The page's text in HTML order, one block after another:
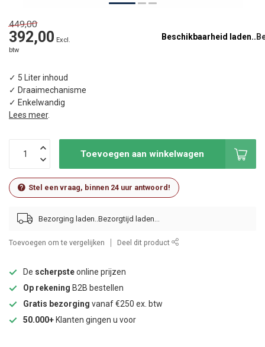
449,00
392,00 Excl.
btw
Beschikbaarheid laden..
✓ 5 Liter inhoud
✓ Draaimechanisme
✓ Enkelwandig
Lees meer.
Toevoegen aan winkelwagen
Stel een vraag, binnen 24 uur antwoord!
Bezorging laden..
Toevoegen om te vergelijken Deel dit product
De scherpsteonline prijzen
Op rekening B2B bestellen
Gratis bezorging vanaf €250 ex. btw
50.000+ Klanten gingen u voor